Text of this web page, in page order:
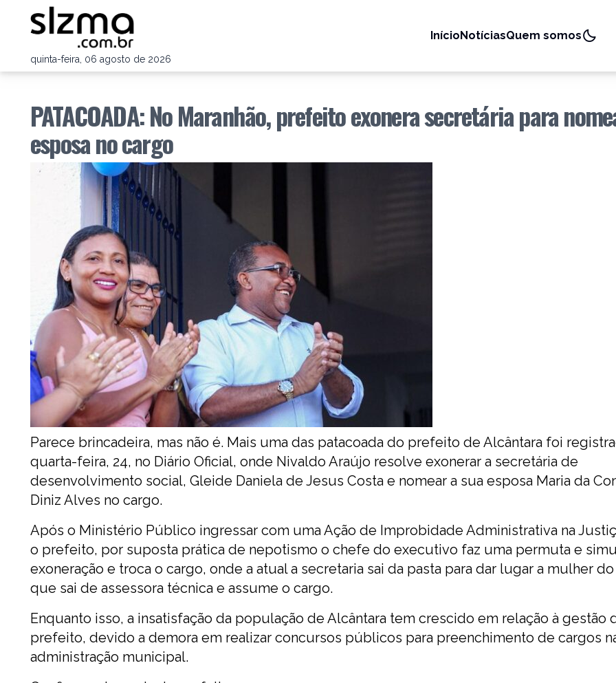
quinta-feira, 06 agosto de 2026
InícioNotíciasQuem somos
PATACOADA: No Maranhão, prefeito exonera secretária para
esposa no cargo
Parece brincadeira, mas não é. Mais uma das patacoada do prefeito de Alcântara foi
quarta-feira, 24, no Diário Oficial, onde Nivaldo Araújo resolve exonerar a secretária de
desenvolvimento social, Gleide Daniela de Jesus Costa e nomear a sua esposa Maria da
Diniz Alves no cargo.
Após o Ministério Público ingressar com uma Ação de Improbidade Administrativa na
o prefeito, por suposta prática de nepotismo o chefe do executivo faz uma permuta e
exoneração e troca o cargo, onde a atual a secretaria sai da pasta para dar lugar a mulher
que sai de assessora técnica e assume o cargo.
Enquanto isso, a insatisfação da população de Alcântara tem crescido em relação à gestão
prefeito, devido a demora em realizar concursos públicos para preenchimento de cargos
administração municipal.